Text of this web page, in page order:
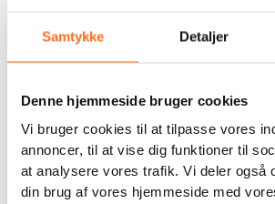
Samtykke Detaljer
Denne hjemmeside bruger cookies
Vi bruger cookies til at tilpasse vores
annoncer, til at vise dig funktioner til
at analysere vores trafik. Vi deler også
din brug af vores hjemmeside med